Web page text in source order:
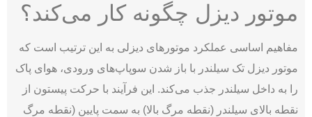
موتور دیزل چگونه کار می‌کند؟
مفاهیم اساسی عملکرد موتورهای دیزلی به این ترتیب است که
موتور دیزل تک سیلندر با باز شدن سوپاپ‌های ورودی، هوای پاک
را به داخل سیلندر جذب می‌کند. این فرآیند با حرکت پیستون از
نقطه بالای سیلندر (نقطه مرگ بالا) به سمت پایین (نقطه مرگ